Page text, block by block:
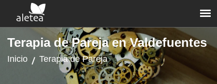
Terapia de Pareja en Valdefuentes
Inicio Terapia de Pareja